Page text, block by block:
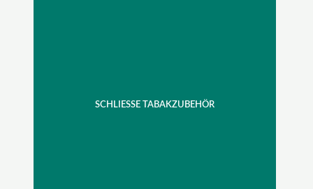
SCHLIESSE TABAKZUBEHÖR